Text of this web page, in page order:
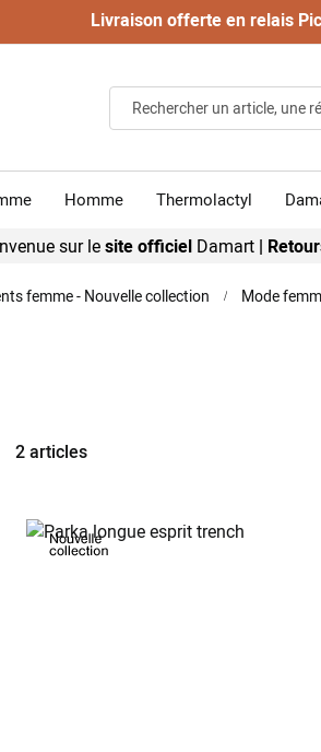
Livraison offerte en relais
Homme Thermolactyl
sur lesite officiel Damart |
femme - Nouvelle collection Mode
2articles